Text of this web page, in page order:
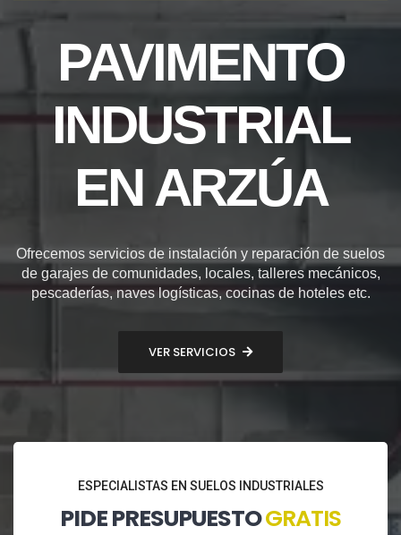
PAVIMENTO
INDUSTRIAL
EN ARZÚA
Ofrecemos servicios de instalación y reparación de suelos
de garajes de comunidades, locales, talleres mecánicos,
pescaderías, naves logísticas, cocinas de hoteles etc.
VER SERVICIOS
ESPECIALISTAS EN SUELOS INDUSTRIALES
PIDE PRESUPUESTOGRATIS